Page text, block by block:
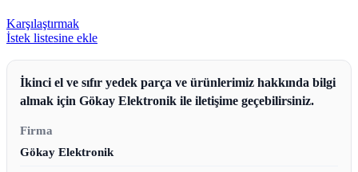
Karşılaştırmak
İstek listesine ekle
İkinci el ve sıfır yedek parça ve ürünlerimiz hakkında bilgi
almak için Gökay Elektronik ile iletişime geçebilirsiniz.
Firma
Gökay Elektronik